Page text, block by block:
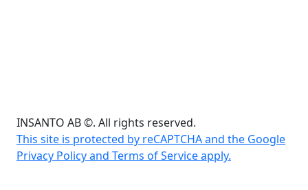
INSANTO AB ©. All rights reserved.
This site is protected by reCAPTCHA and the Google
Privacy Policy and Terms of Service apply.